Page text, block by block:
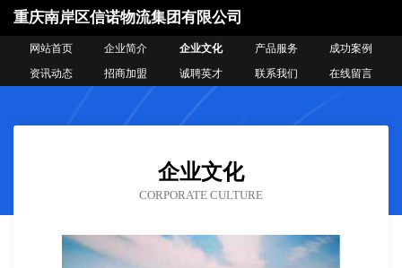
重庆南岸区信诺物流集团有限公司
网站首页 企业简介 企业文化 产品服务
成功案例
资讯动态
招商加盟 诚聘英才 联系我们 在线留言
企业文化
CORPORATE CULTURE